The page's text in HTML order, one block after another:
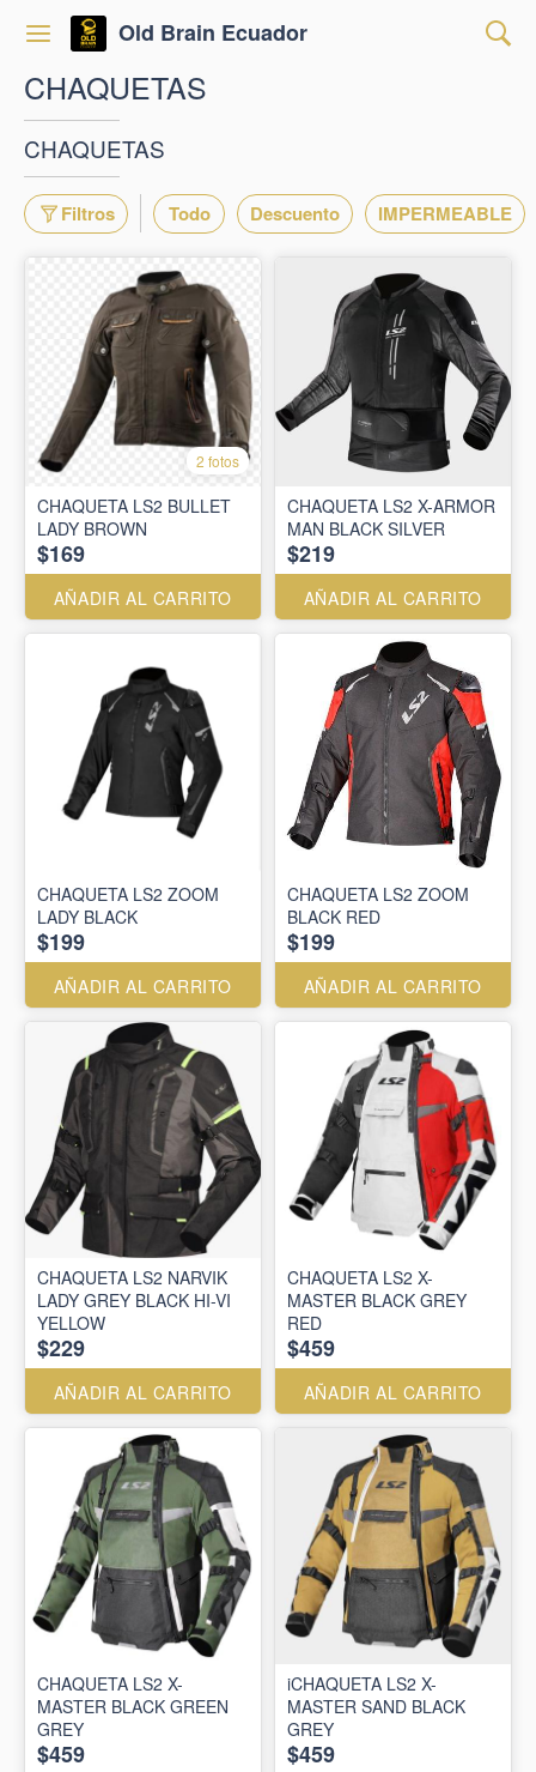
Old Brain Ecuador
CHAQUETAS
CHAQUETAS
Filtros Todo Descuento IMPERMEABLE
2 fotos
CHAQUETA LS2 BULLET
LADY BROWN
$169
AÑADIR AL CARRITO
CHAQUETA LS2 X-ARMOR
MAN BLACK SILVER
$219
AÑADIR AL CARRITO
CHAQUETA LS2 ZOOM
LADY BLACK
$199
AÑADIR AL CARRITO
CHAQUETA LS2 ZOOM
BLACK RED
$199
AÑADIR AL CARRITO
CHAQUETA LS2 NARVIK
LADY GREY BLACK HI-VI
YELLOW
$229
AÑADIR AL CARRITO
CHAQUETA LS2 X-
MASTER BLACK GREY
RED
$459
AÑADIR AL CARRITO
CHAQUETA LS2 X-
MASTER BLACK GREEN
GREY
$459
iCHAQUETA LS2 X-
MASTER SAND BLACK
GREY
$459